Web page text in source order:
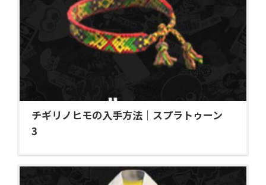
チギリノヒモの入手方法｜スプラトゥーン
3